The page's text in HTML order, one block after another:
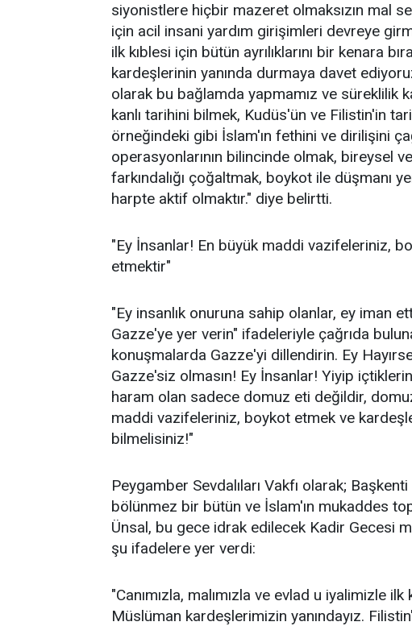
siyonistlere hiçbir mazeret olmaksızın mal
için acil insani yardım girişimleri devreye
ilk kıblesi için bütün ayrılıklarını bir kenara
kardeşlerinin yanında durmaya davet
olarak bu bağlamda yapmamız ve süreklilik
kanlı tarihini bilmek, Kudüs'ün ve Filistin'in
örneğindeki gibi İslam'ın fethini ve dirilişini
operasyonlarının bilincinde olmak, bireysel
farkındalığı çoğaltmak, boykot ile düşmanı
harpte aktif olmaktır." diye belirtti.
"Ey İnsanlar! En büyük maddi vazifeleriniz,
etmektir"
"Ey insanlık onuruna sahip olanlar, ey iman
Gazze'ye yer verin" ifadeleriyle çağrıda
konuşmalarda Gazze'yi dillendirin. Ey
Gazze'siz olmasın! Ey İnsanlar! Yiyip
haram olan sadece domuz eti değildir,
maddi vazifeleriniz, boykot etmek ve
bilmelisiniz!"
Peygamber Sevdalıları Vakfı olarak;
bölünmez bir bütün ve İslam'ın mukaddes
Ünsal, bu gece idrak edilecek Kadir Gecesi
şu ifadelere yer verdi:
"Canımızla, malımızla ve evlad u iyalimizle
Müslüman kardeşlerimizin yanındayız.